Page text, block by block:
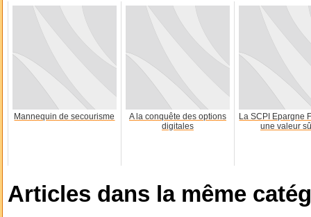
Mannequin de secourisme
A la conquête des options
digitales
La SCPI Epargne
une valeur
Articles dans la même